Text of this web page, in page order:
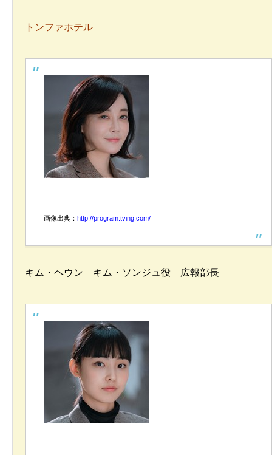
トンファホテル
画像出典： http://program.tving.com/
キム・ヘウン キム・ソンジュ役 広報部長